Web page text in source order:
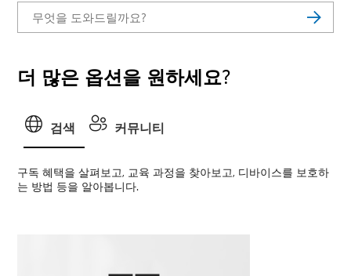
더 많은 옵션을 원하세요?
검색 커뮤니티
구독 혜택을 살펴보고, 교육 과정을 찾아보고, 디바이스를 보호하
는 방법 등을 알아봅니다.